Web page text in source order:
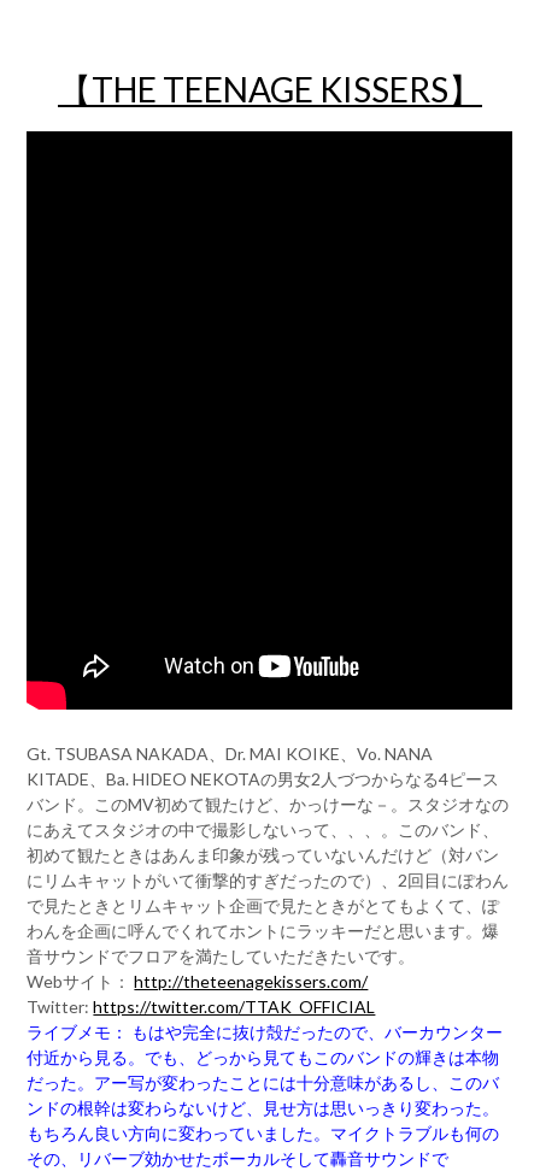
【THE TEENAGE KISSERS】
Gt. TSUBASA NAKADA、Dr. MAI KOIKE、Vo. NANA
KITADE、Ba. HIDEO NEKOTAの男女2人づつからなる4ピース
バンド。このMV初めて観たけど、かっけーな－。スタジオなの
にあえてスタジオの中で撮影しないって、、、。このバンド、
初めて観たときはあんま印象が残っていないんだけど（対バン
にリムキャットがいて衝撃的すぎだったので）、2回目にぽわん
で見たときとリムキャット企画で見たときがとてもよくて、ぽ
わんを企画に呼んでくれてホントにラッキーだと思います。爆
音サウンドでフロアを満たしていただきたいです。
Webサイト：http://theteenagekissers.com/
Twitter:https://twitter.com/TTAK_OFFICIAL
ライブメモ： もはや完全に抜け殻だったので、バーカウンター
付近から見る。でも、どっから見てもこのバンドの輝きは本物
だった。アー写が変わったことには十分意味があるし、このバ
ンドの根幹は変わらないけど、見せ方は思いっきり変わった。
もちろん良い方向に変わっていました。マイクトラブルも何の
その、リバーブ効かせたボーカルそして轟音サウンドで